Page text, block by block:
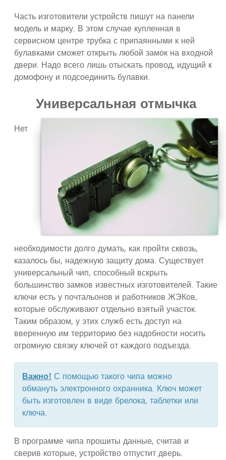
Часть изготовители устройств пишут на панели
модель и марку. В этом случае купленная в
сервисном центре трубка с припаянными к ней
булавками сможет открыть любой замок на входной
двери. Надо всего лишь отыскать провод, идущий к
домофону и подсоединить булавки.
Универсальная отмычка
Нет
необходимости долго думать, как пройти сквозь,
казалось бы, надежную защиту дома. Существует
универсальный чип, способный вскрыть
большинство замков известных изготовителей. Такие
ключи есть у почтальонов и работников ЖЭКов,
которые обслуживают отдельно взятый участок.
Таким образом, у этих служб есть доступ на
вверенную им территорию без надобности носить
огромную связку ключей от каждого подъезда.
Важно! С помощью такого чипа можно
обмануть электронного охранника. Ключ может
быть изготовлен в виде брелока, таблетки или
ключа.
В программе чипа прошиты данные, считав и
сверив которые, устройство отпустит дверь.